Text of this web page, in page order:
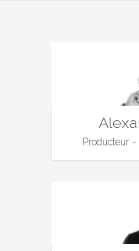
Producteur -